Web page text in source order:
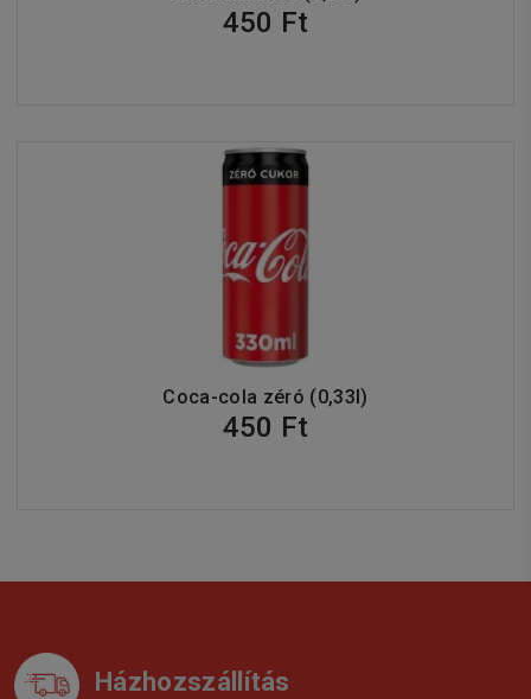
450 Ft
Coca-cola zéró (0,33l)
450 Ft
Házhozszállítás